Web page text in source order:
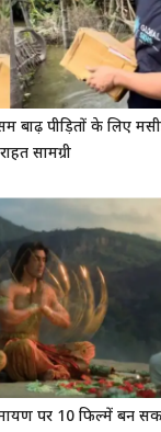
पीड़ितों के लिए
सामग्री
पर 10 फिल्में बन